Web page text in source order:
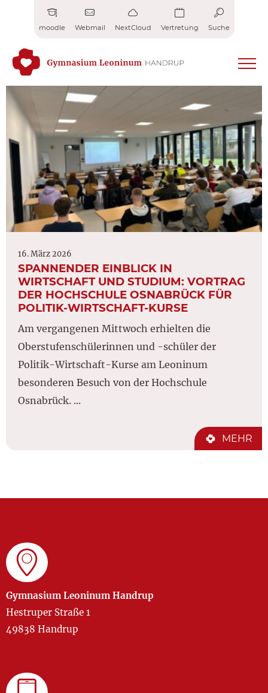
moodle Webmail NextCloud Vertretung Suche
16. März 2026
SPANNENDER EINBLICK IN
WIRTSCHAFT UND STUDIUM: VORTRAG
DER HOCHSCHULE OSNABRÜCK FÜR
POLITIK-WIRTSCHAFT-KURSE
Am vergangenen Mittwoch erhielten die
Oberstufenschülerinnen und -schüler der
Politik-Wirtschaft-Kurse am Leoninum
besonderen Besuch von der Hochschule
Osnabrück. ...
MEHR
Gymnasium Leoninum Handrup
Hestruper Straße 1
49838 Handrup